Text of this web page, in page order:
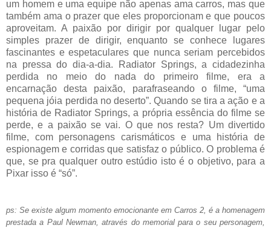
um homem e uma equipe não apenas ama carros, mas que
também ama o prazer que eles proporcionam e que poucos
aproveitam. A paixão por dirigir por qualquer lugar pelo
simples prazer de dirigir, enquanto se conhece lugares
fascinantes e espetaculares que nunca seriam percebidos
na pressa do dia-a-dia. Radiator Springs, a cidadezinha
perdida no meio do nada do primeiro filme, era a
encarnação desta paixão, parafraseando o filme, “uma
pequena jóia perdida no deserto”. Quando se tira a ação e a
história de Radiator Springs, a própria essência do filme se
perde, e a paixão se vai. O que nos resta? Um divertido
filme, com personagens carismáticos e uma história de
espionagem e corridas que satisfaz o público. O problema é
que, se pra qualquer outro estúdio isto é o objetivo, para a
Pixar isso é “só”.
ps: Se existe algum momento emocionante em Carros 2, é a homenagem
prestada a Paul Newman, através do memorial para o seu personagem,